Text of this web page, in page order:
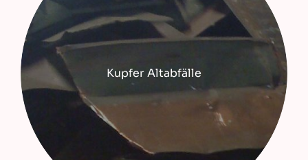
Kupfer Altabfälle